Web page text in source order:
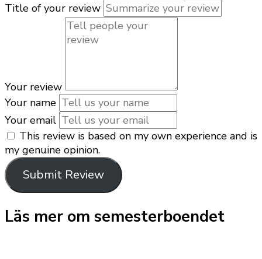
Title of your review
Your review
Your name
Your email
This review is based on my own experience and is
my genuine opinion.
Submit Review
Läs mer om semesterboendet